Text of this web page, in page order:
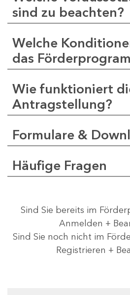
sind zu beachten?
Welche
das
Wie funktioniert
Antragstellung?
Formulare &
Häufige Fragen
Sind Sie bereits im
Anmelden +
Sind Sie noch nicht im
Registrieren +